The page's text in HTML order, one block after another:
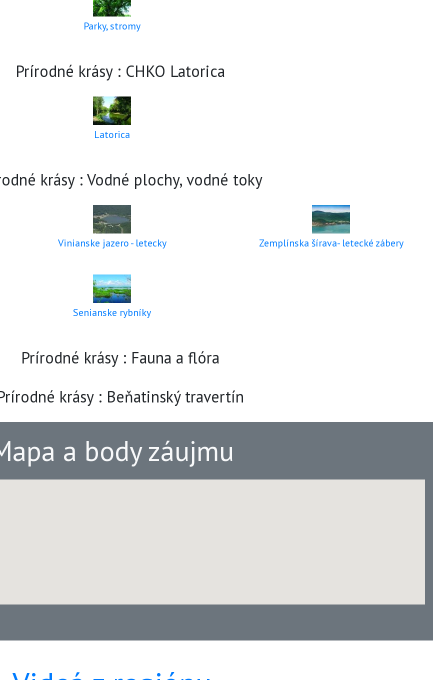
Parky, stromy
Prírodné krásy : CHKO Latorica
Latorica
krásy : Vodné plochy, vodné toky
Vinianske jazero - letecky Zemplínska šírava- letecké zábery
Senianske rybníky
Prírodné krásy : Fauna a flóra
krásy : Beňatinský travertín
a body záujmu